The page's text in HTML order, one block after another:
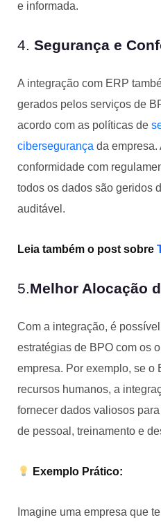
e informada.
4. Segurança e
A integração com ERP
gerados pelos serviços de
acordo com as políticas de
cibersegurança da empresa.
conformidade com
todos os dados são geridos
auditável.
Leia também o post sobre
5.Melhor Alocação
Com a integração, é
estratégias de BPO com os
empresa. Por exemplo, se o
recursos humanos, a
fornecer dados valiosos
de pessoal, treinamento e
Exemplo Prático:
Imagine uma empresa que